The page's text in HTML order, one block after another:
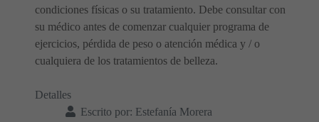
condiciones físicas o su tratamiento. Debe consultar con
su médico antes de comenzar cualquier programa de
ejercicios, pérdida de peso o atención médica y / o
cualquiera de los tratamientos de belleza.
Detalles
Escrito por: Estefanía Morera